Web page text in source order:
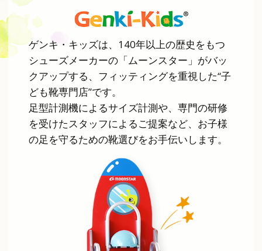
ゲンキ・キッズは、140年以上の歴史をもつ
シューズメーカーの「ムーンスター」がバッ
クアップする、フィッティングを重視した“子
ども靴専門店”です。
足型計測機によるサイズ計測や、専門の研修
を受けたスタッフによるご提案など、お子様
の足を守るための靴選びをお手伝いします。